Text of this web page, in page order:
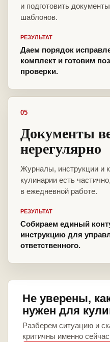
и подготовить
шаблонов.
РЕЗУЛЬТАТ
Даем порядок
комплект и готовим
проверки.
05
Документы
нерегулярно
Журналы, инструкции и
кулинарии есть
в ежедневной работе.
РЕЗУЛЬТАТ
Собираем единый
инструкцию для
ответственного.
Не уверены,
нужен для
Разберем ситуацию и
критичны именно